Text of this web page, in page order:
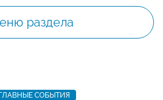
раздела
СОБЫТИЯ